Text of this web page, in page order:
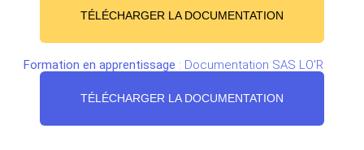
TÉLÉCHARGER LA DOCUMENTATION
Formation en apprentissage : Documentation SAS LO'R
TÉLÉCHARGER LA DOCUMENTATION